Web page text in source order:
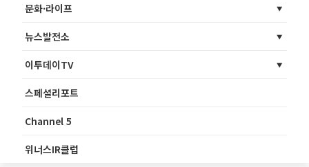
문화·라이프
뉴스발전소
이투데이TV
스페셜리포트
Channel 5
위너스IR클럽